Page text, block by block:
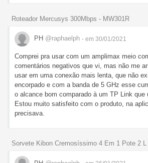
Roteador Mercusys 300Mbps - MW301R
PH @raphaelph - em 30/01/2021
Comprei pra usar com um amplimax meio
comentários negativos que vi, mas não me
usar em uma conexão mais lenta, que não
encorpado e com a banda de 5 GHz esse
o alcance bom comparado à um TP Link que
Estou muito satisfeito com o produto, na
precisava.
Sorvete Kibon Cremosíssimo 4 Em 1 Pote 2 L